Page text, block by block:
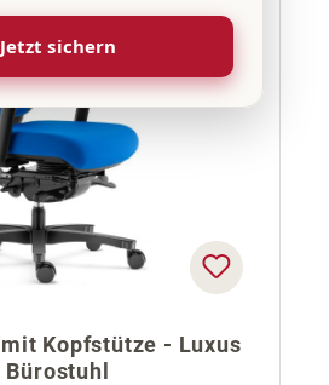
Jetzt sichern
Kopfstütze - Luxus
Bürostuhl